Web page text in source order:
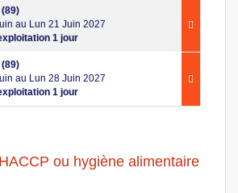
au Lun 21 Juin 2027
1 jour
au Lun 28 Juin 2027
1 jour
ou hygiène alimentaire